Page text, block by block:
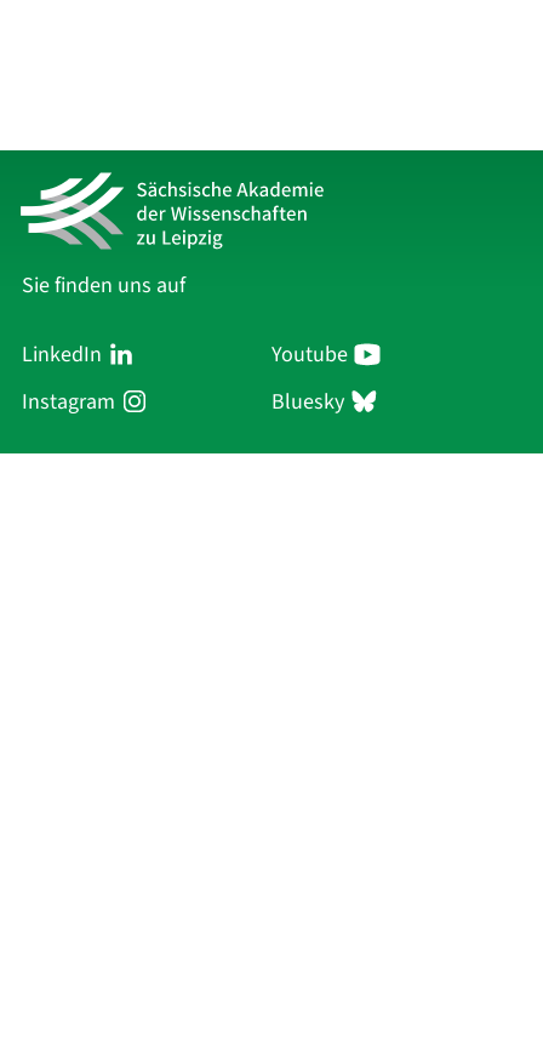
Sie finden uns auf
LinkedIn
Youtube
Instagram
Bluesky